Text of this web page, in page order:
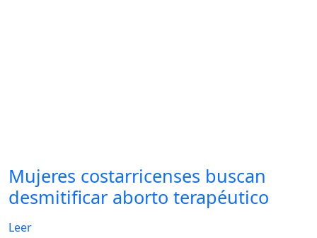
Mujeres costarricenses buscan
desmitificar aborto terapéutico
Leer